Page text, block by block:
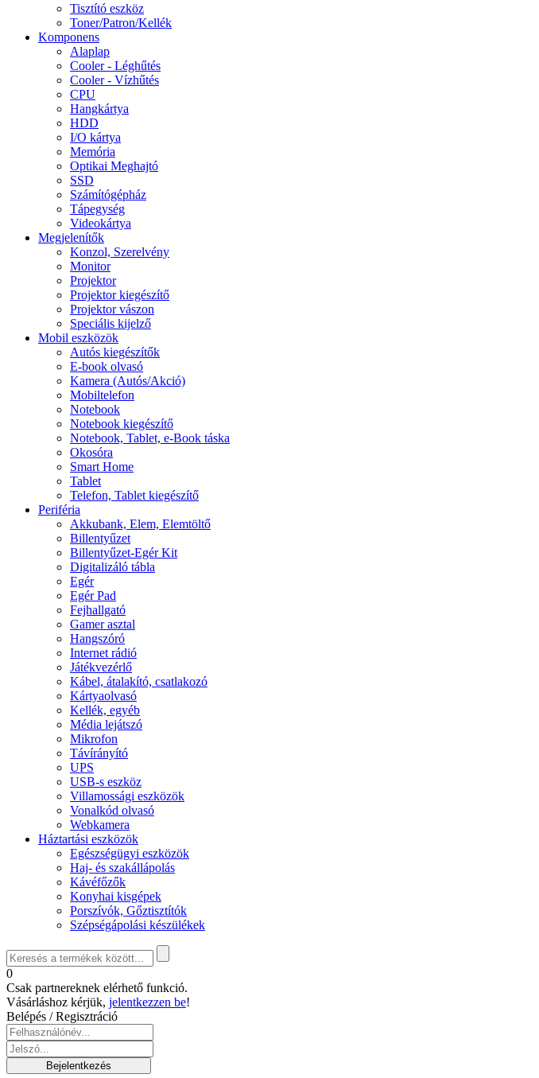
Tisztító eszköz
Toner/Patron/Kellék
Komponens
Alaplap
Cooler - Léghűtés
Cooler - Vízhűtés
CPU
Hangkártya
HDD
I/O kártya
Memória
Optikai Meghajtó
SSD
Számítógépház
Tápegység
Videokártya
Megjelenítők
Konzol, Szerelvény
Monitor
Projektor
Projektor kiegészítő
Projektor vászon
Speciális kijelző
Mobil eszközök
Autós kiegészítők
E-book olvasó
Kamera (Autós/Akció)
Mobiltelefon
Notebook
Notebook kiegészítő
Notebook, Tablet, e-Book táska
Okosóra
Smart Home
Tablet
Telefon, Tablet kiegészítő
Periféria
Akkubank, Elem, Elemtöltő
Billentyűzet
Billentyűzet-Egér Kit
Digitalizáló tábla
Egér
Egér Pad
Fejhallgató
Gamer asztal
Hangszóró
Internet rádió
Játékvezérlő
Kábel, átalakító, csatlakozó
Kártyaolvasó
Kellék, egyéb
Média lejátszó
Mikrofon
Távírányító
UPS
USB-s eszköz
Villamossági eszközök
Vonalkód olvasó
Webkamera
Háztartási eszközök
Egészségügyi eszközök
Haj- és szakállápolás
Kávéfőzők
Konyhai kisgépek
Porszívók, Gőztisztítók
Szépségápolási készülékek
0
Csak partnereknek elérhető funkció.
Vásárláshoz kérjük, jelentkezzen be!
Belépés / Regisztráció